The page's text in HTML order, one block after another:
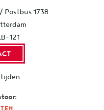
Postbus 1738
121